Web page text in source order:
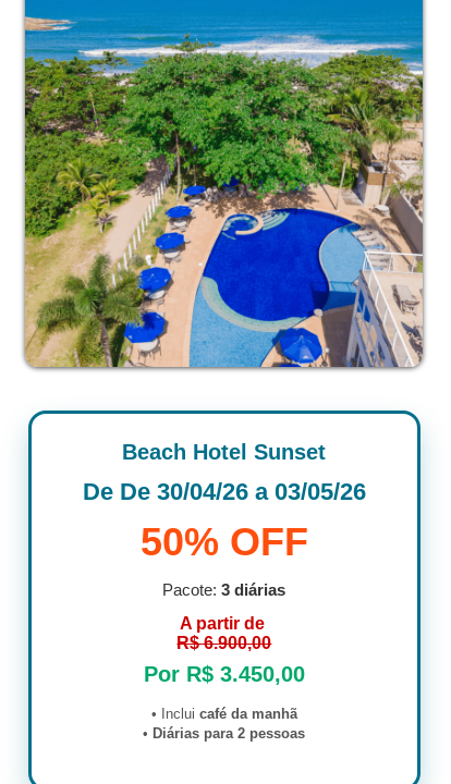
Beach Hotel Sunset
De De 30/04/26 a 03/05/26
50% OFF
Pacote:3 diárias
A partir de
R$ 6.900,00
Por R$ 3.450,00
• Inclui café da manhã
• Diárias para 2 pessoas